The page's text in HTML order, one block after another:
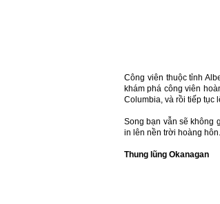
Công viên thuộc tỉnh
khám phá công viên
Columbia, và rồi tiếp tục
Song bạn vẫn sẽ không
in lên nền trời hoàng
Thung lũng Okanagan